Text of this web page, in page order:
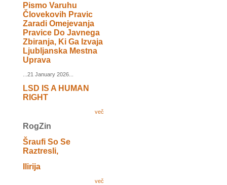
Pismo Varuhu
Človekovih Pravic
Zaradi Omejevanja
Pravice Do Javnega
Zbiranja, Ki Ga Izvaja
Ljubljanska Mestna
Uprava
...21 January 2026...
LSD IS A HUMAN
RIGHT
več
RogZin
Šraufi So Se
Raztresli,
Ilirija
več